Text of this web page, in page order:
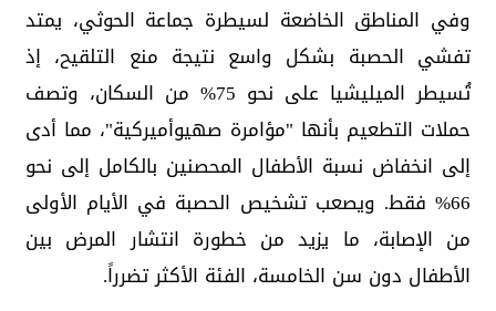
وفي المناطق الخاضعة لسيطرة جماعة الحوثي، يمتد
تفشي الحصبة بشكل واسع نتيجة منع التلقيح، إذ
تُسيطر الميليشيا على نحو 75% من السكان، وتصف
حملات التطعيم بأنها "مؤامرة صهيوأميركية"، مما أدى
إلى انخفاض نسبة الأطفال المحصنين بالكامل إلى نحو
66% فقط. ويصعب تشخيص الحصبة في الأيام الأولى
من الإصابة، ما يزيد من خطورة انتشار المرض بين
الأطفال دون سن الخامسة، الفئة الأكثر تضرراً.